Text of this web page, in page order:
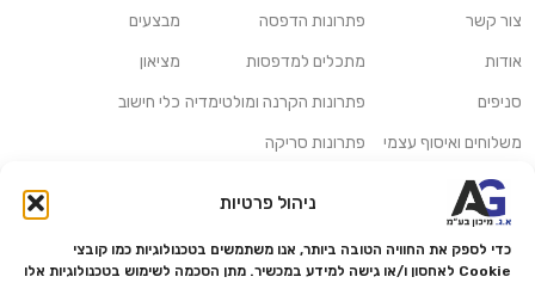
ניהול פרטיות
כדי לספק את החוויה הטובה ביותר, אנו משתמשים בטכנולוגיות כמו קובצי
Cookie לאחסון ו/או גישה למידע במכשיר. מתן הסכמה לשימוש בטכנולוגיות אלו
צור קשר
אודות
סניפים
משלוחים ואיסוף עצמי
מדריכים ומאמרים
מותגים
מעבדת תיקונים
פתרונות הדפסה
מתכלים למדפסות
פתרונות הקרנה ומולטימדיה
פתרונות סריקה
מבצעים
מציאון
כלי חישוב